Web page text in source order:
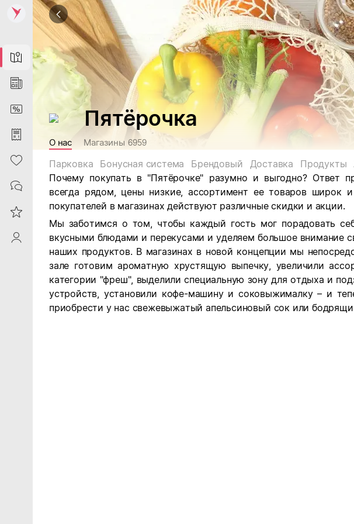
Map
News
DiscountCard
Purchases
Heart
Contacts
Reviews
ProfileSaby
Пятёрочка
О нас Магазины 6959
Парковка Бонусная система Брендовый Доставка Продукты
Почему покупать в "Пятёрочке" разумно и выгодно? Ответ
всегда рядом, цены низкие, ассортимент ее товаров широк и
покупателей в магазинах действуют различные скидки и акции.
Мы заботимся о том, чтобы каждый гость мог порадовать
вкусными блюдами и перекусами и уделяем большое внимание
наших продуктов. В магазинах в новой концепции мы
зале готовим ароматную хрустящую выпечку, увеличили
категории "фреш", выделили специальную зону для отдыха и
устройств, установили кофе-машину и соковыжималку – и
приобрести у нас свежевыжатый апельсиновый сок или